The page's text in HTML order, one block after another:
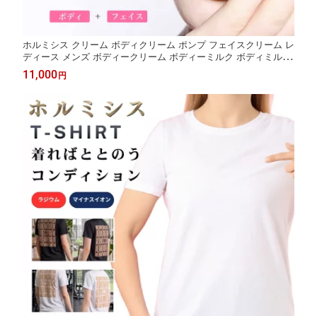
ホルミシス クリーム ボディクリーム ポンプ フェイスクリーム レ
ディース メンズ ボディークリーム ボディーミルク ボディミルク
スキンクリーム スキンミルク 玉川温泉 三朝温泉 商品 製品 ラド
ン 鉱石 バドガシュタイン鉱石
11,000円